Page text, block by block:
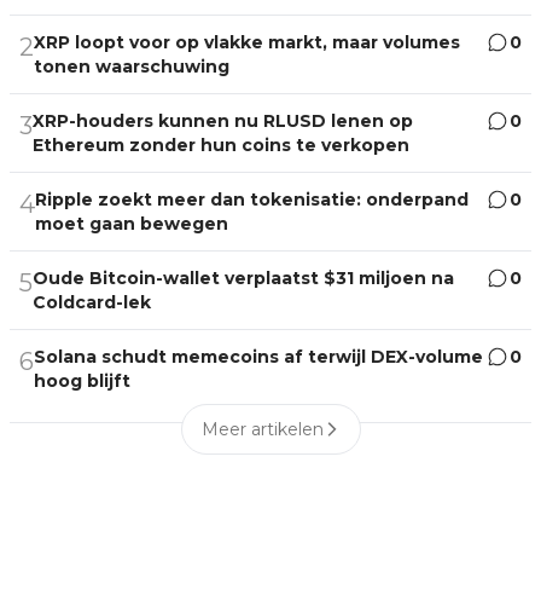
2XRP loopt voor op vlakke markt, maar volumes
tonen waarschuwing
0
3XRP-houders kunnen nu RLUSD lenen op
Ethereum zonder hun coins te verkopen
0
4Ripple zoekt meer dan tokenisatie: onderpand
moet gaan bewegen
0
5Oude Bitcoin-wallet verplaatst $31 miljoen na
Coldcard-lek
0
6Solana schudt memecoins af terwijl DEX-volume
hoog blijft
0
Meer artikelen